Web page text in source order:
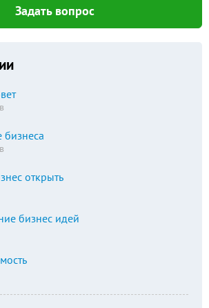
Задать вопрос
бизнеса
открыть
бизнес идей